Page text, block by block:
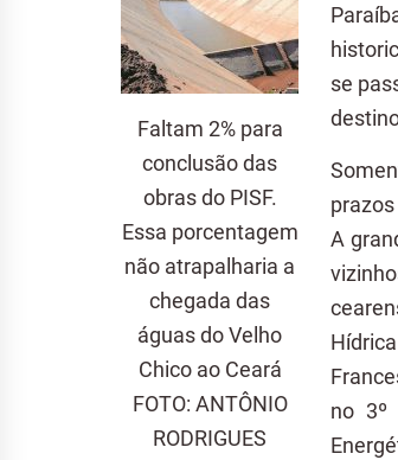
Faltam 2% para
conclusão das
obras do PISF.
Essa porcentagem
não atrapalharia a
chegada das
águas do Velho
Chico ao Ceará
FOTO: ANTÔNIO
RODRIGUES
se
A
no 3º